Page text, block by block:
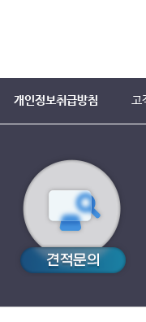
개인정보취급방침 고